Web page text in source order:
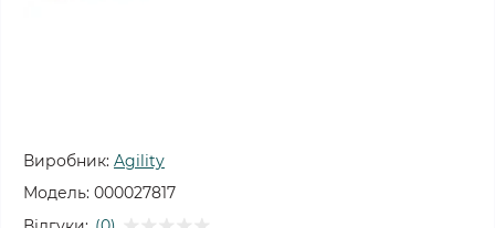
Виробник: Agility
Модель: 000027817